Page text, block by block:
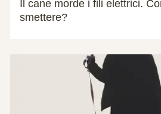
Il cane morde i fili elettrici.
smettere?